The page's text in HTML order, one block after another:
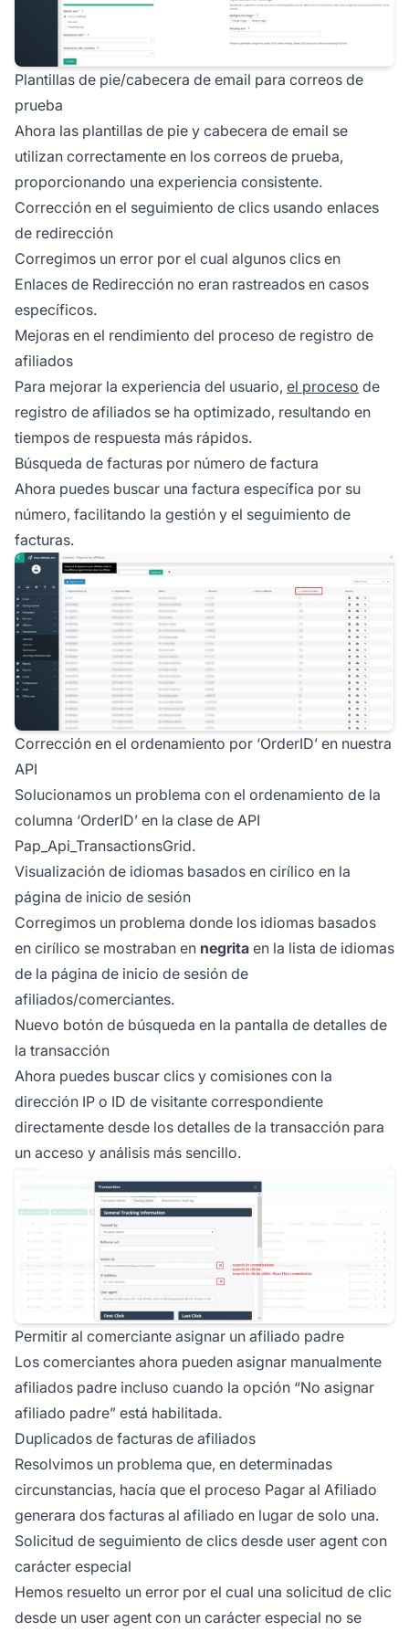
Plantillas de pie/cabecera de email para correos de
prueba
Ahora las plantillas de pie y cabecera de email se
utilizan correctamente en los correos de prueba,
proporcionando una experiencia consistente.
Corrección en el seguimiento de clics usando enlaces
de redirección
Corregimos un error por el cual algunos clics en
Enlaces de Redirección no eran rastreados en casos
específicos.
Mejoras en el rendimiento del proceso de registro de
afiliados
Para mejorar la experiencia del usuario, el proceso de
registro de afiliados se ha optimizado, resultando en
tiempos de respuesta más rápidos.
Búsqueda de facturas por número de factura
Ahora puedes buscar una factura específica por su
número, facilitando la gestión y el seguimiento de
facturas.
Corrección en el ordenamiento por ‘OrderID’ en nuestra
API
Solucionamos un problema con el ordenamiento de la
columna ‘OrderID’ en la clase de API
Pap_Api_TransactionsGrid.
Visualización de idiomas basados en cirílico en la
página de inicio de sesión
Corregimos un problema donde los idiomas basados
en cirílico se mostraban en negrita en la lista de idiomas
de la página de inicio de sesión de
afiliados/comerciantes.
Nuevo botón de búsqueda en la pantalla de detalles de
la transacción
Ahora puedes buscar clics y comisiones con la
dirección IP o ID de visitante correspondiente
directamente desde los detalles de la transacción para
un acceso y análisis más sencillo.
Permitir al comerciante asignar un afiliado padre
Los comerciantes ahora pueden asignar manualmente
afiliados padre incluso cuando la opción “No asignar
afiliado padre” está habilitada.
Duplicados de facturas de afiliados
Resolvimos un problema que, en determinadas
circunstancias, hacía que el proceso Pagar al Afiliado
generara dos facturas al afiliado en lugar de solo una.
Solicitud de seguimiento de clics desde user agent con
carácter especial
Hemos resuelto un error por el cual una solicitud de clic
desde un user agent con un carácter especial no se